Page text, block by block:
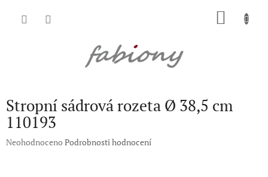
Stropní sádrová rozeta Ø 38,5 cm
110193
Průměrné
Neohodnoceno Podrobnosti hodnocení